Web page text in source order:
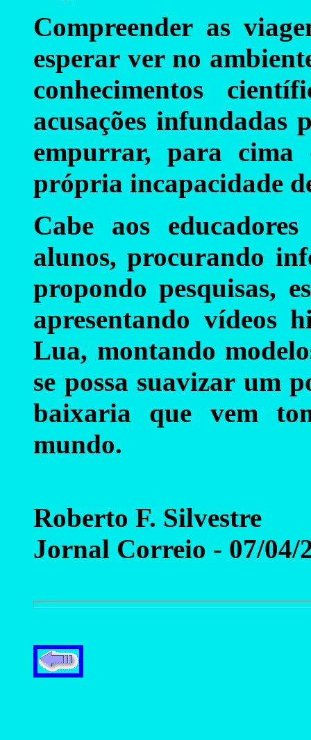
Compreender as
esperar ver no
conhecimentos
acusações infundadas
empurrar, para cima
própria incapacidade
Cabe aos
alunos, procurando
propondo pesquisas,
apresentando vídeos
Lua, montando
se possa suavizar um
baixaria que vem
mundo.
Roberto F. Silvestre
Jornal Correio - 07/04/